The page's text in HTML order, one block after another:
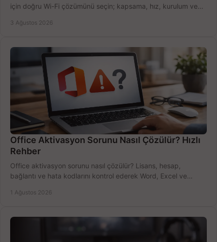
için doğru Wi-Fi çözümünü seçin; kapsama, hız, kurulum ve
3 Ağustos 2026
Office Aktivasyon Sorunu Nasıl Çözülür? Hızlı
Rehber
Office aktivasyon sorunu nasıl çözülür? Lisans, hesap,
bağlantı ve hata kodlarını kontrol ederek Word, Excel ve
1 Ağustos 2026